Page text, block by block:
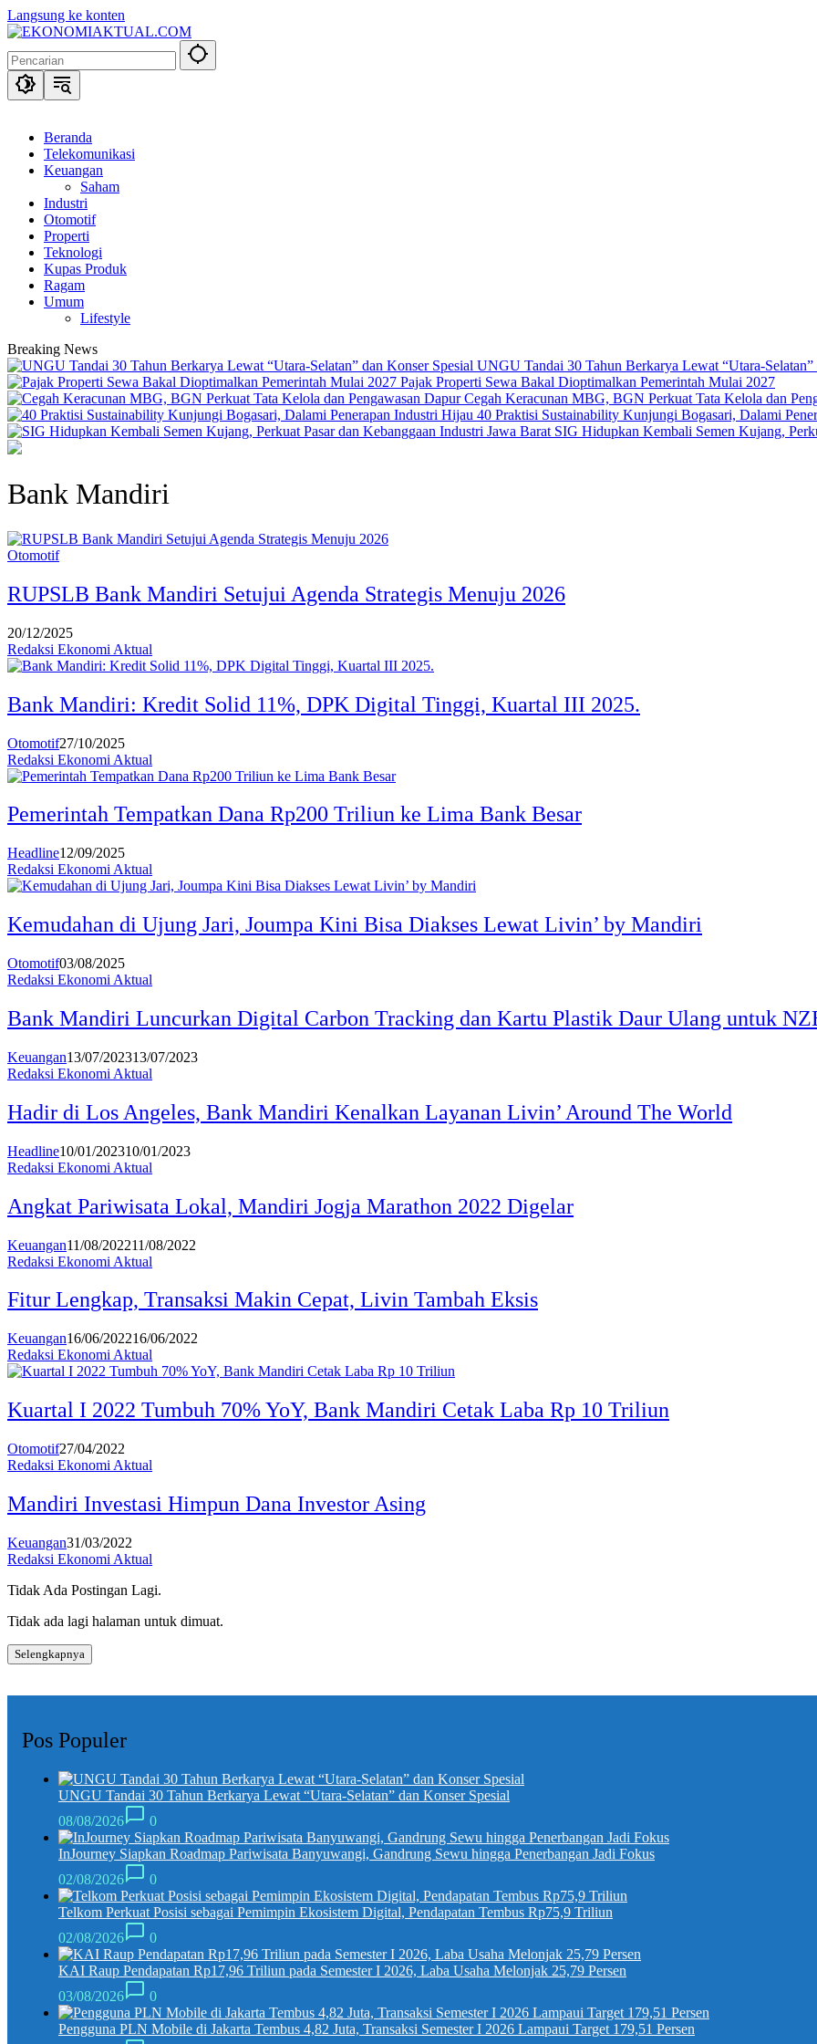
Langsung ke konten
Beranda
Telekomunikasi
Keuangan
Saham
Industri
Otomotif
Properti
Teknologi
Kupas Produk
Ragam
Umum
Lifestyle
Breaking News
UNGU Tandai 30 Tahun Berkarya Lewat “Utara-Selatan”
Pajak Properti Sewa Bakal Dioptimalkan Pemerintah Mulai 2027
Cegah Keracunan MBG, BGN Perkuat Tata Kelola dan
40 Praktisi Sustainability Kunjungi Bogasari, Dalami
SIG Hidupkan Kembali Semen Kujang,
Bank Mandiri
Otomotif
RUPSLB Bank Mandiri Setujui Agenda Strategis Menuju 2026
20/12/2025
Redaksi Ekonomi Aktual
Bank Mandiri: Kredit Solid 11%, DPK Digital Tinggi, Kuartal III 2025.
Otomotif27/10/2025
Redaksi Ekonomi Aktual
Pemerintah Tempatkan Dana Rp200 Triliun ke Lima Bank Besar
Headline12/09/2025
Redaksi Ekonomi Aktual
Kemudahan di Ujung Jari, Joumpa Kini Bisa Diakses Lewat Livin’ by Mandiri
Otomotif03/08/2025
Redaksi Ekonomi Aktual
Bank Mandiri Luncurkan Digital Carbon Tracking dan Kartu Plastik Daur Ulang untuk
Keuangan13/07/202313/07/2023
Redaksi Ekonomi Aktual
Hadir di Los Angeles, Bank Mandiri Kenalkan Layanan Livin’ Around The World
Headline10/01/202310/01/2023
Redaksi Ekonomi Aktual
Angkat Pariwisata Lokal, Mandiri Jogja Marathon 2022 Digelar
Keuangan11/08/202211/08/2022
Redaksi Ekonomi Aktual
Fitur Lengkap, Transaksi Makin Cepat, Livin Tambah Eksis
Keuangan16/06/202216/06/2022
Redaksi Ekonomi Aktual
Kuartal I 2022 Tumbuh 70% YoY, Bank Mandiri Cetak Laba Rp 10 Triliun
Otomotif27/04/2022
Redaksi Ekonomi Aktual
Mandiri Investasi Himpun Dana Investor Asing
Keuangan31/03/2022
Redaksi Ekonomi Aktual
Tidak Ada Postingan Lagi.
Tidak ada lagi halaman untuk dimuat.
Selengkapnya
Pos Populer
UNGU Tandai 30 Tahun Berkarya Lewat “Utara-Selatan” dan Konser Spesial
08/08/2026
0
InJourney Siapkan Roadmap Pariwisata Banyuwangi, Gandrung Sewu hingga Penerbangan Jadi Fokus
02/08/2026
0
Telkom Perkuat Posisi sebagai Pemimpin Ekosistem Digital, Pendapatan Tembus Rp75,9 Triliun
02/08/2026
0
KAI Raup Pendapatan Rp17,96 Triliun pada Semester I 2026, Laba Usaha Melonjak 25,79 Persen
03/08/2026
0
Pengguna PLN Mobile di Jakarta Tembus 4,82 Juta, Transaksi Semester I 2026 Lampaui Target 179,51 Persen